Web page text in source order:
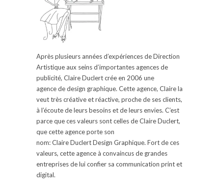
Après plusieurs années d’expériences de Direction
Artistique aux seins d’importantes agences de
publicité, ClaireDuclertcrée en 2006 une
agencede design graphique. Cette agence, Claire la
veut très créative et réactive, proche de ses clients,
à l’écoute de leurs besoins et de leurs envies. C’est
parce que ces valeurs sont celles de ClaireDuclert,
que cette agence porte son
nom:ClaireDuclertDesign Graphique. Fort de ces
valeurs, cette agence à convaincus de grandes
entreprises de lui confier sa communication printet
digital.